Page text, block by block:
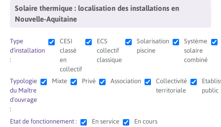
contenu
Solaire thermique : localisation des installations en
Nouvelle-Aquitaine
Type
d'installation
:
CESI
classé
en
collectif
ECS
collectif
classique
Solarisation
piscine
Système
solaire
combiné
Typologie
du Maître
d'ouvrage
:
Mixte Privé Association
Collectivité
territoriale
public
Etat de fonctionnement : En service
En cours